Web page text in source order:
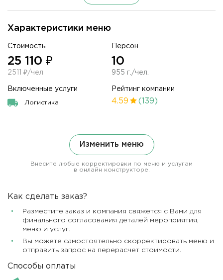
Характеристики меню
Стоимость
25 110 ₽
2511 ₽/чел
Персон
10
955 г./чел.
Включенные услуги
Логистика
Рейтинг компании
4.59 (139)
Изменить меню
Внесите любые корректировки по меню и услугам
в онлайн конструкторе.
Как сделать заказ?
Разместите заказ и компания свяжется с Вами для
финального согласования деталей мероприятия,
меню и услуг.
Вы можете самостоятельно скорректировать меню и
отправить запрос на перерасчет стоимости.
Способы оплаты